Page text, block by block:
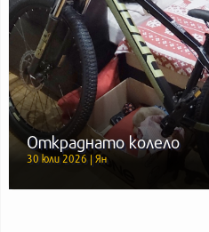
Откраднато колело
30 юли 2026 | Ян